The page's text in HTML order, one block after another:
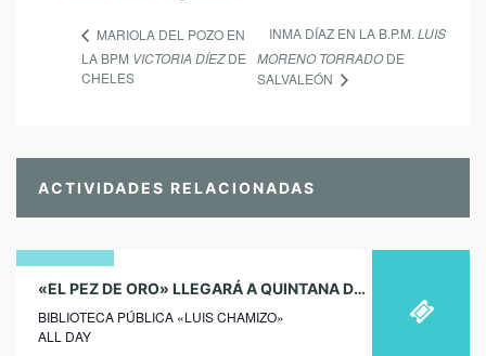
MARIOLA DEL POZO EN
LA BPM VICTORIA DÍEZDE
CHELES
INMA DÍAZ EN LA B.P.M.LUIS
MORENO TORRADODE
SALVALEÓN
ACTIVIDADES RELACIONADAS
30
octubre
2024
«EL PEZ DE ORO» LLEGARÁ A QUINTANA DE LA SERENA: CUENTACUENTOS INFANTIL CON FERNANDO SALDAÑA
BIBLIOTECA PÚBLICA «LUIS CHAMIZO»
ALL DAY